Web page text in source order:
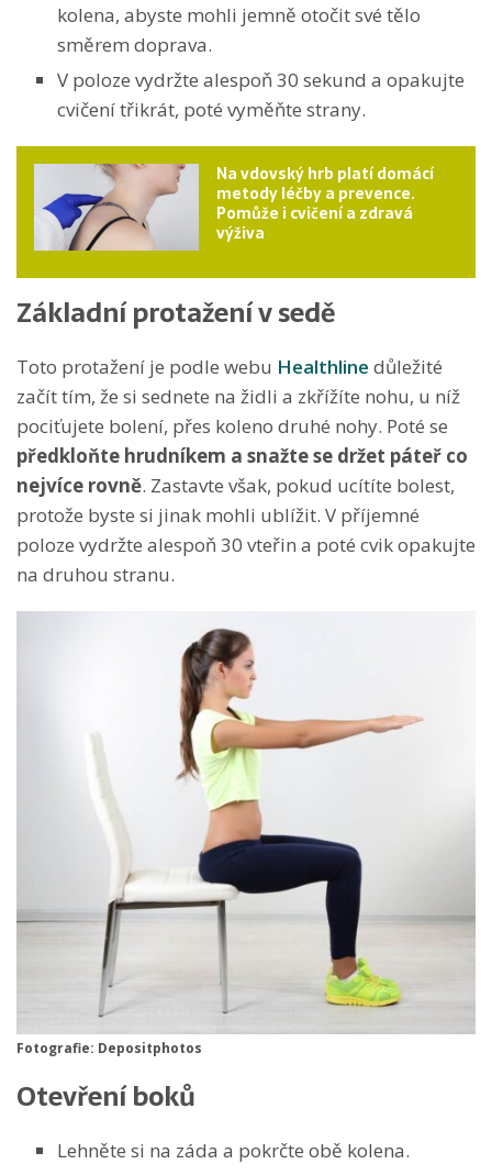
kolena, abyste mohli jemně otočit své tělo
směrem doprava.
V poloze vydržte alespoň 30 sekund a opakujte
cvičení třikrát, poté vyměňte strany.
Na vdovský hrb platí domácí
metody léčby a prevence.
Pomůže i cvičení a zdravá
výživa
Základní protažení v sedě
Toto protažení je podle webu Healthline důležité
začít tím, že si sednete na židli a zkřížíte nohu, u níž
pociťujete bolení, přes koleno druhé nohy. Poté se
předkloňte hrudníkem a snažte se držet páteř co
nejvíce rovně. Zastavte však, pokud ucítíte bolest,
protože byste si jinak mohli ublížit. V příjemné
poloze vydržte alespoň 30 vteřin a poté cvik opakujte
na druhou stranu.
Fotografie: Depositphotos
Otevření boků
Lehněte si na záda a pokrčte obě kolena.